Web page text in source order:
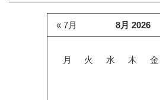
8月 2026
月 火 水 木 金
« 7月